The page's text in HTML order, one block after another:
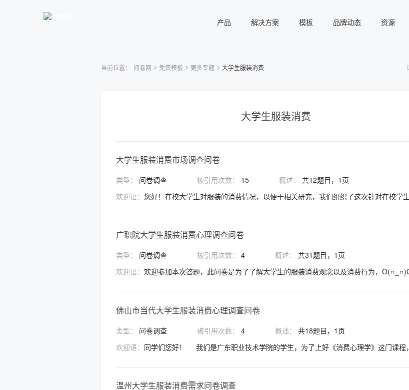
产品 解决方案 模板 品牌动态 资源
当前位置： 问卷网 免费模板 更多专题 大学生服装消费
大学生服装消费
大学生服装消费市场调查问卷
类型： 问卷调查 被引用次数： 15 概述：
共12题目，1页
欢迎语：
广职院大学生服装消费心理调查问卷
类型： 问卷调查 被引用次数： 4 概述：
共31题目，1页
欢迎语：
佛山市当代大学生服装消费心理调查问卷
类型： 问卷调查 被引用次数： 4 概述：
共18题目，1页
欢迎语：
温州大学生服装消费需求问卷调查